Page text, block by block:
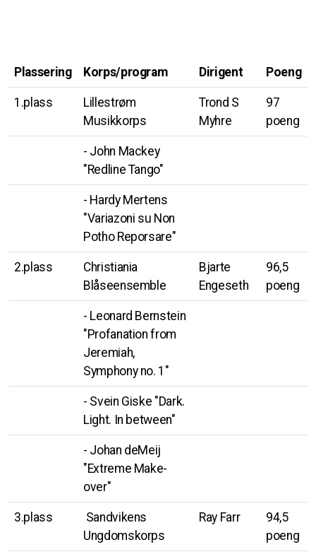
Plassering Korps/program Dirigent Poeng
1.plass
Lillestrøm
Musikkorps
Trond S
Myhre
97
poeng
- John Mackey
"Redline Tango"
- Hardy Mertens
"Variazoni su Non
Potho Reporsare"
2.plass
Christiania
Blåseensemble
Bjarte
Engeseth
96,5
poeng
- Leonard Bernstein
"Profanation from
Jeremiah,
Symphony no. 1"
- Svein Giske "Dark.
Light. In between"
- Johan deMeij
"Extreme Make-
over"
3.plass
Sandvikens
Ungdomskorps
Ray Farr
94,5
poeng